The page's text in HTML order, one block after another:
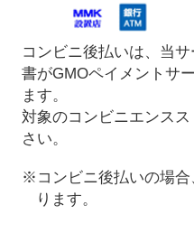
コンビニ後払いは、当
書がGMOペイメントサ
ます。
対象のコンビニエンス
さい。
※コンビニ後払いの場合
ります。